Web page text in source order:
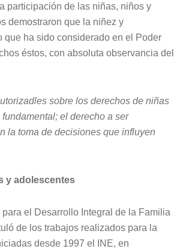
participación de las niñas, niños y
demostraron que la niñez y
ha sido considerado en el Poder
éstos, con absoluta observancia del
sobre los derechos de niñas
el derecho a ser
la toma de decisiones que influyen
y adolescentes
el Desarrollo Integral de la Familia
de los trabajos realizados para la
desde 1997 el INE, en